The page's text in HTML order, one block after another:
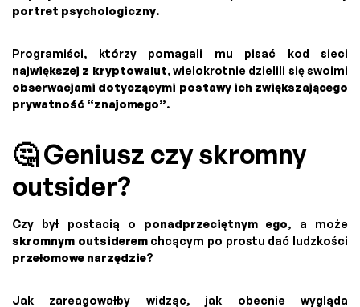
portret psychologiczny.
Programiści, którzy pomagali mu pisać kod sieci
największej z kryptowalut, wielokrotnie dzielili się swoimi
obserwacjami dotyczącymi postawy ich zwiększającego
prywatność “znajomego”.
🤔 Geniusz czy skromny
outsider?
Czy był postacią o ponadprzeciętnym ego, a może
skromnym outsideremchcącym po prostu dać ludzkości
przełomowe narzędzie?
Jak zareagowałby widząc, jak obecnie wygląda